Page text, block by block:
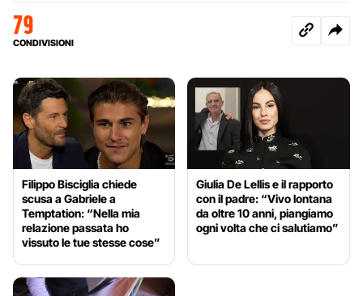
79
CONDIVISIONI
Filippo Bisciglia chiede
scusa a Gabriele a
Temptation: “Nella mia
relazione passata ho
vissuto le tue stesse cose”
Giulia De Lellis e il rapporto
con il padre: “Vivo lontana
da oltre 10 anni, piangiamo
ogni volta che ci salutiamo”